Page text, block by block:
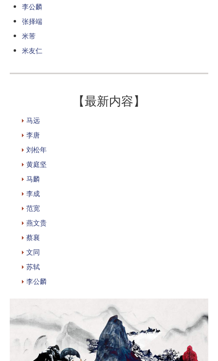
李公麟
张择端
米芾
米友仁
【最新内容】
马远
李唐
刘松年
黄庭坚
马麟
李成
范宽
燕文贵
蔡襄
文同
苏轼
李公麟